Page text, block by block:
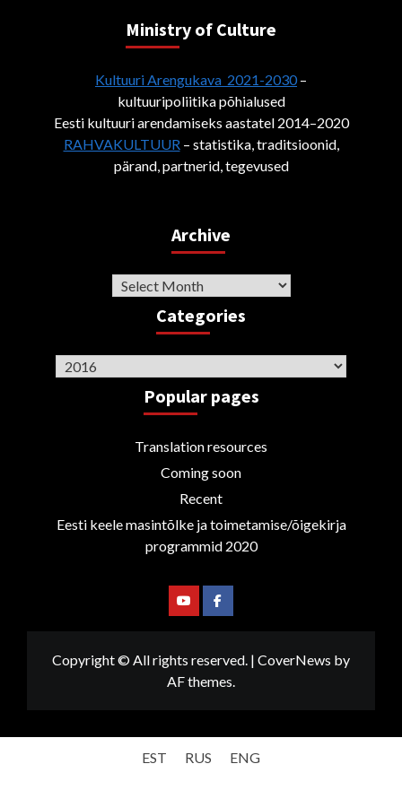
Ministry of Culture
Kultuuri Arengukava 2021-2030–
kultuuripoliitika põhialused
Eesti kultuuri arendamiseks aastatel 2014–2020
RAHVAKULTUUR– statistika, traditsioonid,
pärand, partnerid, tegevused
Archive
Archive
Categories
Categories
Popular pages
Translation resources
Coming soon
Recent
Eesti keele masintõlke ja toimetamise/õigekirja
programmid 2020
YoutubeFacebook
Copyright © All rights reserved. | CoverNews by
AF themes.
EST RUS ENG